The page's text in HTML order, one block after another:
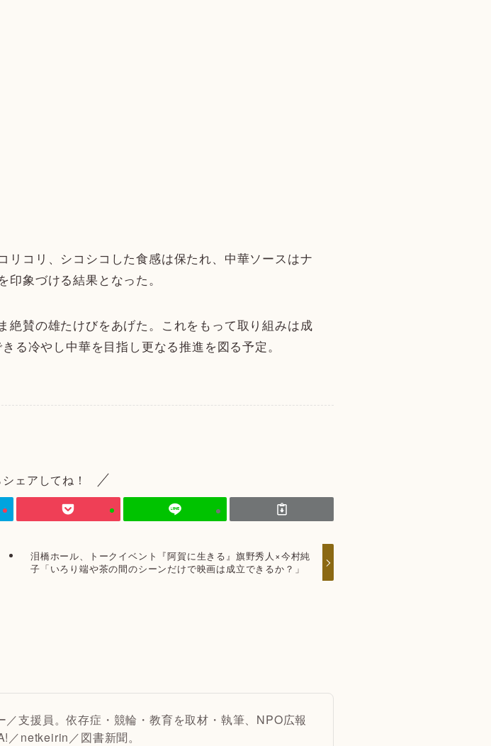
コリ、シコシコした食感は保たれ、中華ソースはナ
象づける結果となった。
賛の雄たけびをあげた。これをもって取り組みは成
る冷やし中華を目指し更なる推進を図る予定。
ェアしてね！
泪橋ホール、トークイベント『阿賀に生きる』旗野秀人×今村純
子「いろり端や茶の間のシーンだけで映画は成立できるか？」
支援員。依存症・競輪・教育を取材・執筆、NPO広報
／netkeirin／図書新聞。